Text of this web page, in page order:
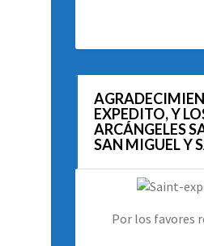
EXPEDITO, Y
ARCÁNGELES
SAN MIGUEL Y
Por los favores